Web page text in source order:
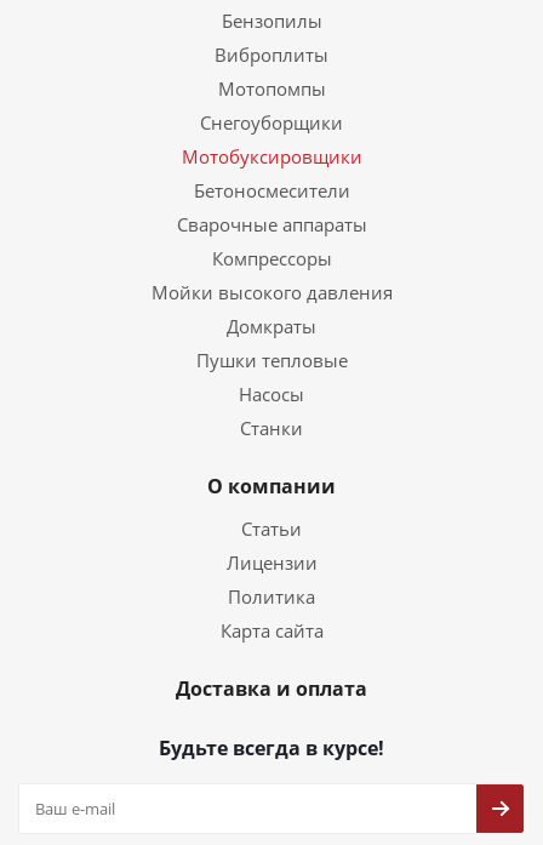
Бензопилы
Виброплиты
Мотопомпы
Снегоуборщики
Мотобуксировщики
Бетоносмесители
Сварочные аппараты
Компрессоры
Мойки высокого давления
Домкраты
Пушки тепловые
Насосы
Станки
О компании
Статьи
Лицензии
Политика
Карта сайта
Доставка и оплата
Будьте всегда в курсе!